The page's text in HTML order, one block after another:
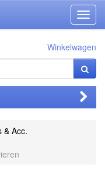
Winkelwagen
& Acc.